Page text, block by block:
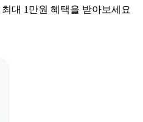
대 1만원 혜택을 받아보세요